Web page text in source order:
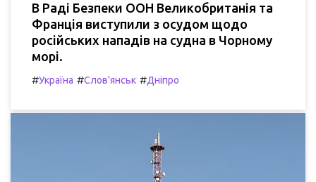
В Раді Безпеки ООН Великобританія та
Франція виступили з осудом щодо
російських нападів на судна в Чорному
морі.
#Україна #Слов'янськ #Дніпро